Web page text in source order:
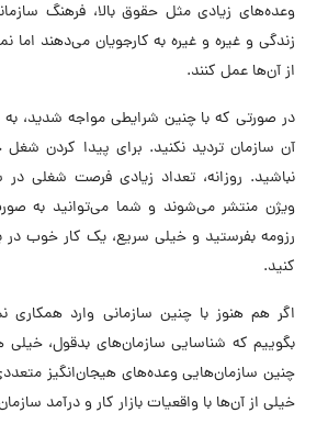
وعده‌های زیادی مثل حقوق بالا، فرهنگ
زندگی و غیره و غیره به کارجویان می‌دهند اما
از آن‌ها عمل کنند.
در صورتی که با چنین شرایطی مواجه شدید،
آن سازمان تردید نکنید. برای پیدا کردن شغل
نباشید. روزانه، تعداد زیادی فرصت شغلی
ویژن منتشر می‌شوند و شما می‌توانید به
رزومه بفرستید و خیلی سریع، یک کار خوب در
کنید.
اگر هم هنوز با چنین سازمانی وارد همکاری
بگوییم که شناسایی سازمان‌های بدقول،
چنین سازمان‌هایی وعده‌های هیجان‌انگیز
خیلی از آن‌ها با واقعیات بازار کار و درآمد